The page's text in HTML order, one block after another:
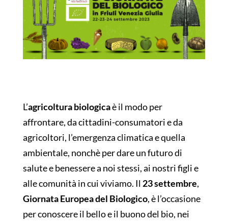
L’agricoltura biologicaè il modo per
affrontare, da cittadini-consumatori e da
agricoltori, l’emergenza climatica e quella
ambientale, nonchè per dare un futuro di
salute e benessere a noi stessi, ai nostri figli e
alle comunità in cui viviamo. Il 23 settembre,
Giornata Europea del Biologico, è l’occasione
per conoscere il bello e il buono del bio, nei